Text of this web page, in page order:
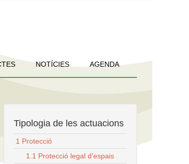
NOTÍCIES AGENDA
Tipologia de les actuacions
1 Protecció
1.1 Protecció legal d'espais